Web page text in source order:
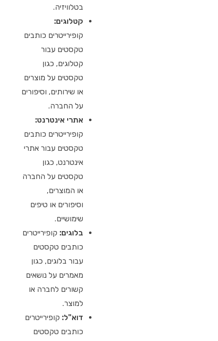
בטלוויזיה.
קטלוגים:
קופירייטרים כותבים
טקסטים עבור
קטלוגים, כגון
טקסטים על מוצרים
או שירותים, וסיפורים
על החברה.
אתרי אינטרנט:
קופירייטרים כותבים
טקסטים עבור אתרי
אינטרנט, כגון
טקסטים על החברה
או המוצרים,
וסיפורים או טיפים
שימושיים.
בלוגים: קופירייטרים
כותבים טקסטים
עבור בלוגים, כגון
מאמרים על נושאים
קשורים לחברה או
למוצר.
דוא"ל: קופירייטרים
כותבים טקסטים